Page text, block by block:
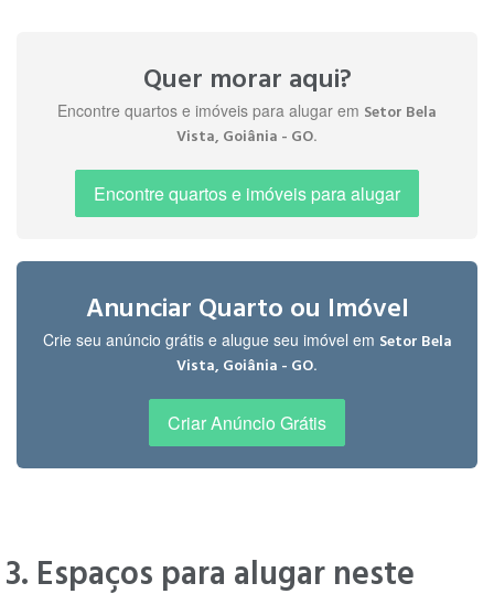
academia banco farmácia o "
" tudo perto setor seguro "
há 3 anos
" Apartamento próximo a t63 com 85
tem de tudo supercado na esquina
farmácia academia lojas em geral
encontra de tudo "
Quer morar aqui?
Encontre quartos e imóveis para alugar em Setor Bela
Vista, Goiânia - GO.
Encontre quartos e imóveis para alugar
Anunciar Quarto ou Imóvel
Crie seu anúncio grátis e alugue seu imóvel em Setor Bela
Vista, Goiânia - GO.
Criar Anúncio Grátis
3. Espaços para alugar neste